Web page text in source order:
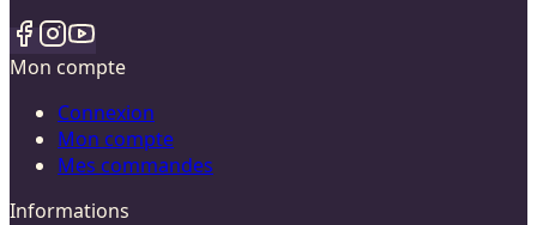
Mon compte
Connexion
Mon compte
Mes commandes
Informations